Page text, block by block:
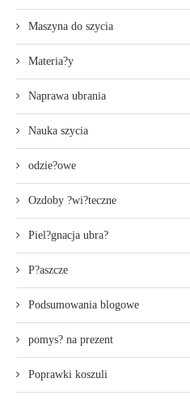
Maszyna do szycia
Materia?y
Naprawa ubrania
Nauka szycia
odzie?owe
Ozdoby ?wi?teczne
Piel?gnacja ubra?
P?aszcze
Podsumowania blogowe
pomys? na prezent
Poprawki koszuli